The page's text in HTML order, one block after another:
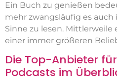
Ein Buch zu genießen
mehr zwangsläufig es
Sinne zu lesen.
einer immer größeren
Die Top-Anbieter
Podcasts im